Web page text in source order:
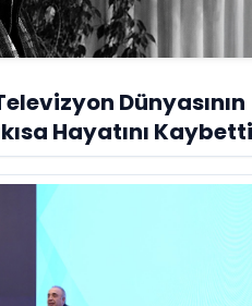
Dünyasının
Hayatını Kaybetti